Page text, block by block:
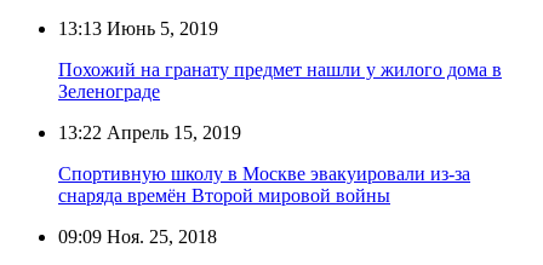
13:13 Июнь 5, 2019
Похожий на гранату предмет нашли у жилого дома в
Зеленограде
13:22 Апрель 15, 2019
Спортивную школу в Москве эвакуировали из-за
снаряда времён Второй мировой войны
09:09 Ноя. 25, 2018